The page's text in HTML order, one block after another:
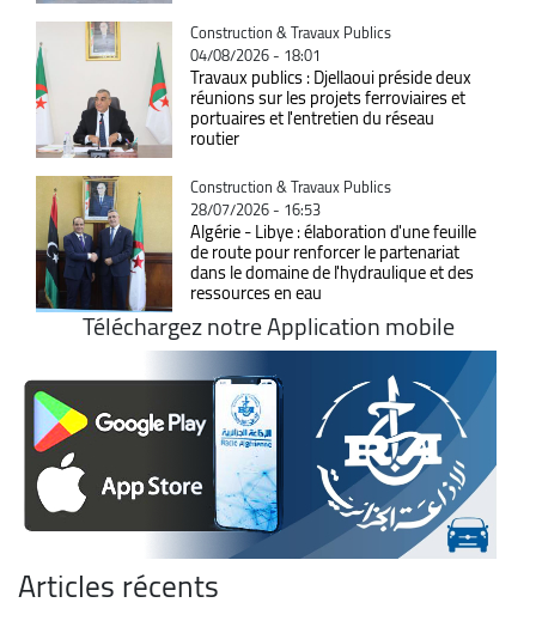
Catégorie
Construction & Travaux Publics
04/08/2026 - 18:01
Travaux publics : Djellaoui préside deux
réunions sur les projets ferroviaires et
portuaires et l'entretien du réseau
routier
Catégorie
Construction & Travaux Publics
28/07/2026 - 16:53
Algérie - Libye : élaboration d'une feuille
de route pour renforcer le partenariat
dans le domaine de l'hydraulique et des
ressources en eau
Téléchargez notre Application mobile
Articles récents